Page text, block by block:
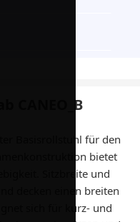
CANEO_B
Basisrollstuhl für den
bietet
Sitzbreite und
decken einen breiten
sich für kurz- und